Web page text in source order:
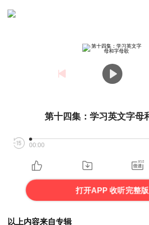
第十四集：学习英文字母
00:00
打开APP 收听完整版
以上内容来自专辑